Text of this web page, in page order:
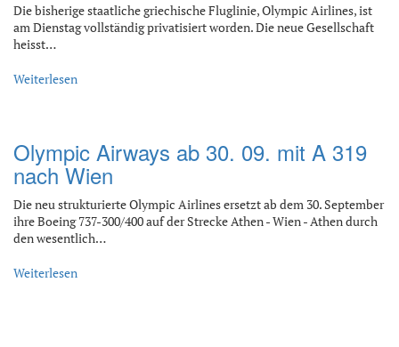
Die bisherige staatliche griechische Fluglinie, Olympic Airlines, ist
am Dienstag vollständig privatisiert worden. Die neue Gesellschaft
heisst…
Weiterlesen
Olympic Airways ab 30. 09. mit A 319
nach Wien
Die neu strukturierte Olympic Airlines ersetzt ab dem 30. September
ihre Boeing 737-300/400 auf der Strecke Athen - Wien - Athen durch
den wesentlich…
Weiterlesen